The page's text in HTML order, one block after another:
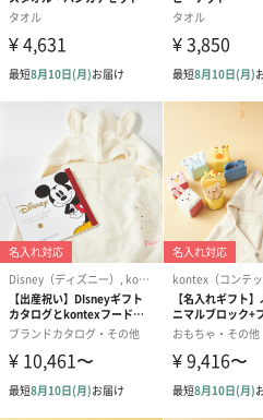
次に紹介するのは「ピンク」のセッ
こちらも淡いパステルカラーのピ
パフのようなボリューム感のある
い糸と落ち着いたパステルカラー
かせるようにこだわりました。
タオルにつけたうさぎのアップリ
お洗濯をしても生地が硬くならな
デリケートなお肌を優しく包み込